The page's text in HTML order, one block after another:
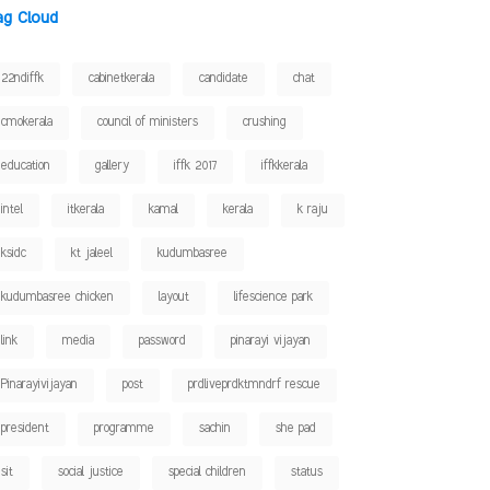
Cloud
22ndiffk cabinetkerala candidate chat
cmokerala council of ministers crushing
education gallery iffk 2017 iffkkerala
intel itkerala kamal kerala k raju
ksidc kt jaleel kudumbasree
kudumbasree chicken layout lifescience park
link media password pinarayi vijayan
Pinarayivijayan post prdliveprdktmndrf rescue
president programme sachin she pad
sit social justice special children status